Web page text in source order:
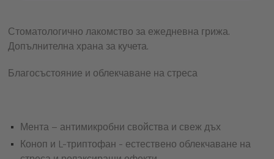
Стоматологично лакомство за ежедневна грижа.
Допълнителна храна за кучета.
Благосъстояние и облекчаване на стреса
Мента – антимикробни свойства и свеж дъх
Коноп и L-триптофан - естествено облекчаване на